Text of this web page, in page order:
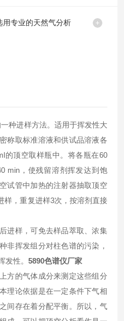
用专业的天然气分析
种进样方法。适用于挥发性大
称取标准溶液和供试品溶液各
的顶空取样瓶中。将各瓶在60
min，使残留溶剂挥发达到饱
试管中加热的注射器抽取顶空
样，重复进样3次，按溶剂直接
进样，可免去样品萃取、浓集
非挥发组分对柱色谱的污染，
发性。5890色谱仪厂家
方的气体成分来测定这些组分
理论依据是在一定条件下气相
间存在着分配平衡。所以，气